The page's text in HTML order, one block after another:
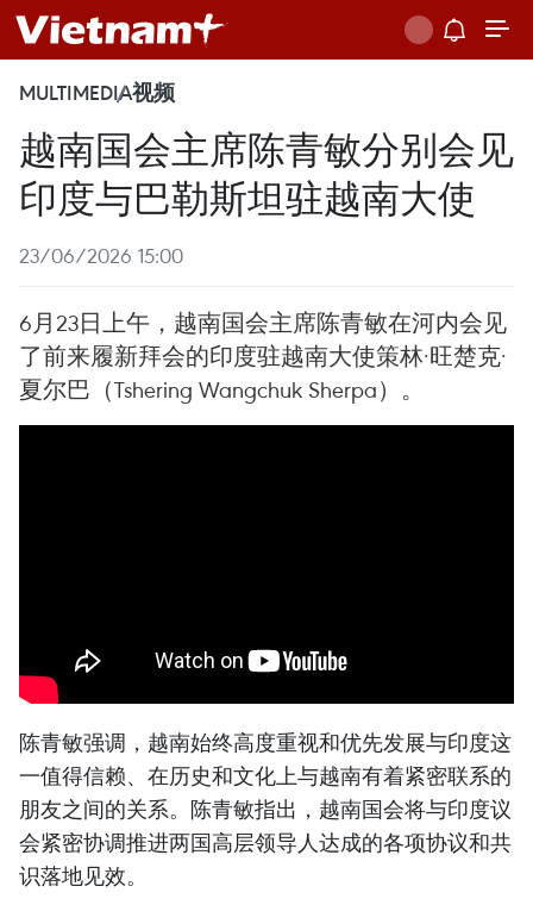
MULTIMEDIA视频
越南国会主席陈青敏分别会见
印度与巴勒斯坦驻越南大使
23/06/2026 15:00
6月23日上午，越南国会主席陈青敏在河内会见
了前来履新拜会的印度驻越南大使策林·旺楚克·
夏尔巴（Tshering Wangchuk Sherpa）。
陈青敏强调，越南始终高度重视和优先发展与印度这
一值得信赖、在历史和文化上与越南有着紧密联系的
朋友之间的关系。陈青敏指出，越南国会将与印度议
会紧密协调推进两国高层领导人达成的各项协议和共
识落地见效。